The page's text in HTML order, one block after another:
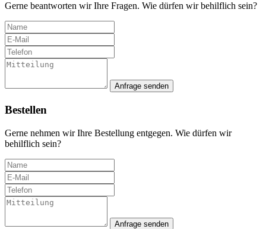
Gerne beantworten wir Ihre Fragen. Wie dürfen wir behilflich sein?
Anfrage senden
Bestellen
Gerne nehmen wir Ihre Bestellung entgegen. Wie dürfen wir
behilflich sein?
Anfrage senden